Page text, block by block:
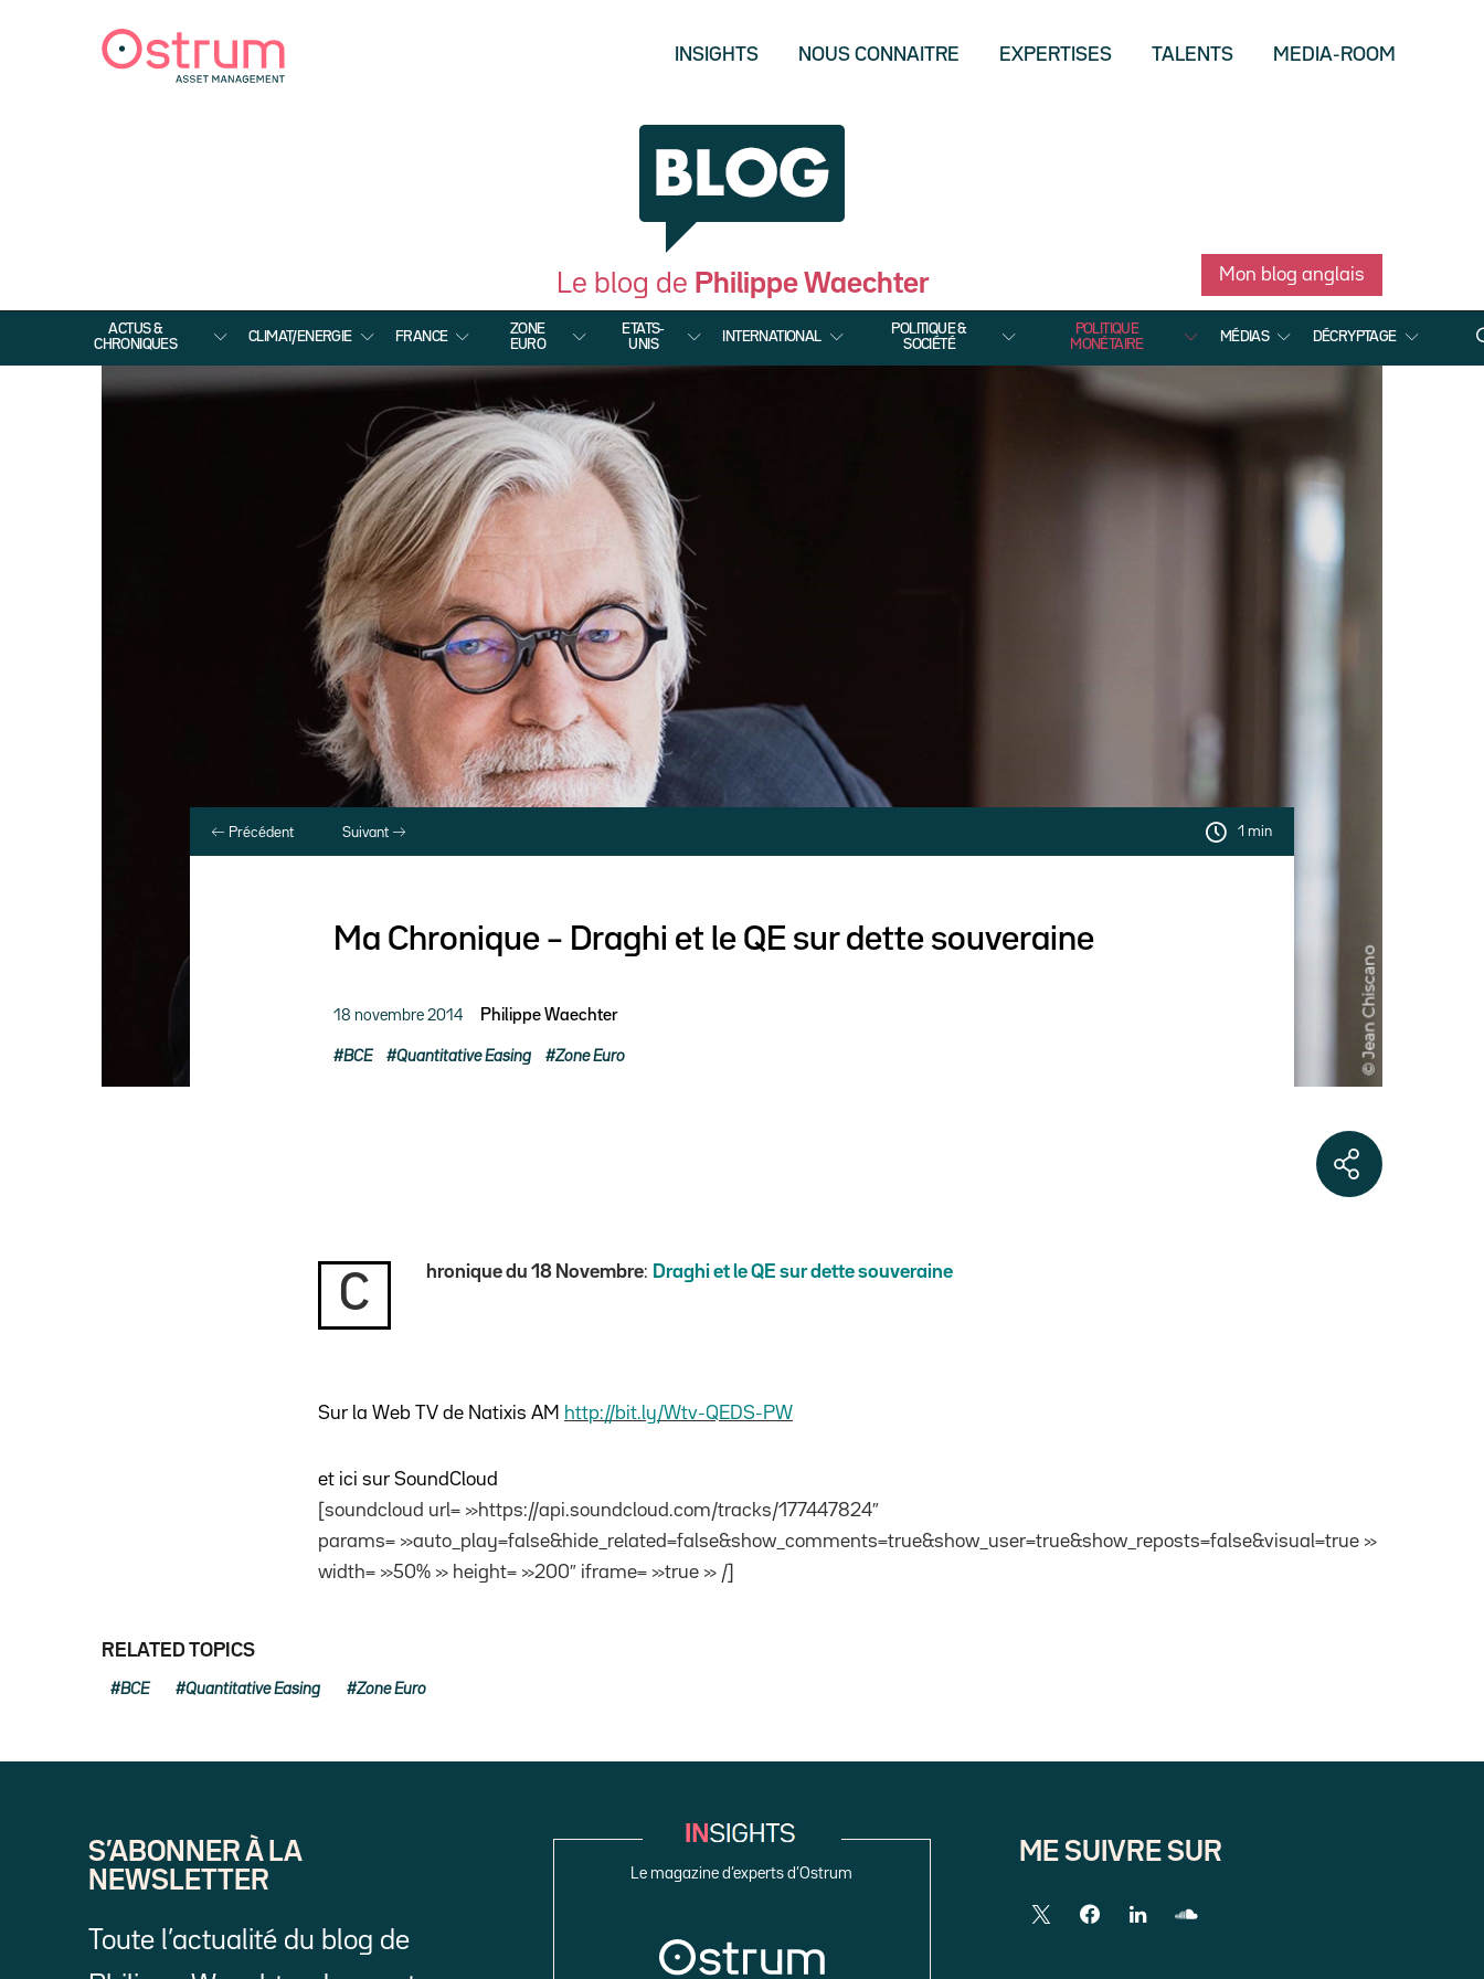
INSIGHTS NOUS CONNAITRE EXPERTISES TALENTS MEDIA-ROOM
Le blog de Philippe Waechter Mon blog anglais
ACTUS &
CHRONIQUES
CLIMAT/ENERGIE FRANCE
ZONE
EURO
ETATS-
UNIS
INTERNATIONAL
POLITIQUE &
SOCIÉTÉ
POLITIQUE
MONÉTAIRE
MÉDIAS DÉCRYPTAGE
Précédent Suivant 1 min
Ma Chronique – Draghi et le QE sur dette souveraine
18 novembre 2014 Philippe Waechter
BCE Quantitative Easing Zone Euro
C
hronique du 18 Novembre: Draghi et le QE sur dette souveraine
Sur la Web TV de Natixis AM http://bit.ly/Wtv-QEDS-PW
et ici sur SoundCloud
[soundcloud url= »https://api.soundcloud.com/tracks/177447824″
params= »auto_play=false&hide_related=false&show_comments=true&show_user=true&show_reposts=false&visual=true »
width= »50% » height= »200″ iframe= »true » /]
RELATED TOPICS
BCE Quantitative Easing Zone Euro
S’ABONNER À LA
NEWSLETTER
Toute l’actualité du blog de
Le magazine d’experts d’Ostrum
ME SUIVRE SUR